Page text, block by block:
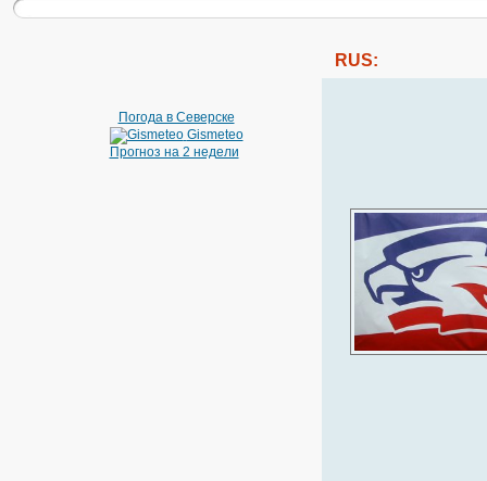
Погода в Северске
Gismeteo
Прогноз на 2 недели
RUS: